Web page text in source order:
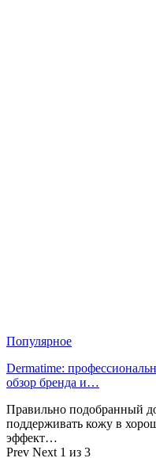
Популярное
Dermatime:
обзор бренда и…
Правильно подобранный
поддерживать кожу в
эффект…
Prev Next 1 из 3